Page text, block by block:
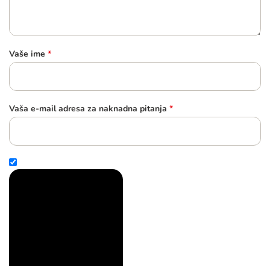
Vaše ime *
Vaša e-mail adresa za naknadna pitanja *